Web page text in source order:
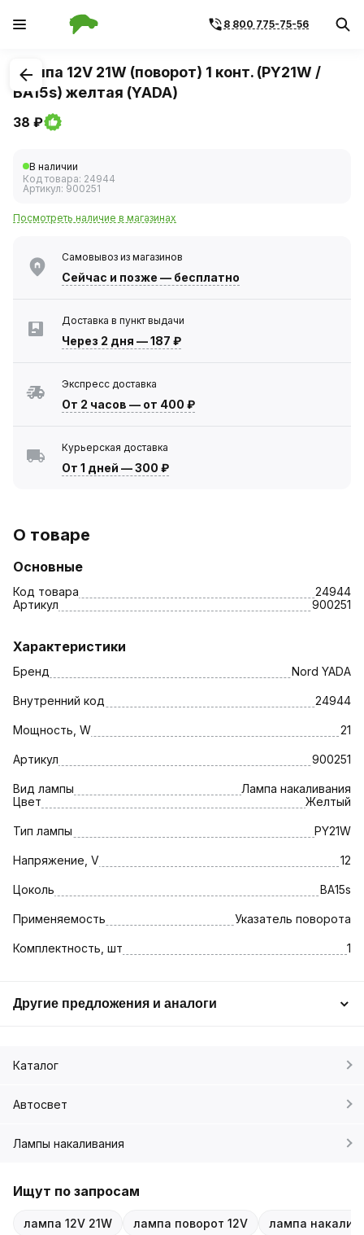
8 800 775-75-56
1/1
Лампа 12V 21W (поворот) 1 конт. (PY21W /
BA15s) желтая (YADA)
38 ₽
В наличии
Код товара: 24944
Артикул: 900251
Посмотреть наличие в магазинах
Самовывоз из магазинов
Сейчас и позже — бесплатно
Доставка в пункт выдачи
Через 2 дня —187 ₽
Экспресс доставка
От 2 часов — от 400 ₽
Курьерская доставка
От 1 дней —300 ₽
О товаре
Основные
Код товара
24944
Артикул
900251
Характеристики
Бренд Nord YADA
Внутренний код 24944
Мощность, W 21
Артикул 900251
Вид лампы
Лампа накаливания
Цвет
Желтый
Тип лампы PY21W
Напряжение, V 12
Цоколь BA15s
Применяемость Указатель поворота
Комплектность, шт 1
Другие предложения и аналоги
Каталог
Автосвет
Лампы накаливания
Ищут по запросам
лампа 12V 21W лампа поворот 12V лампа